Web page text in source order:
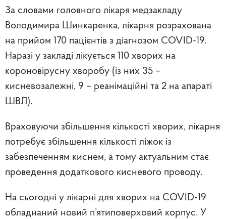
За словами головного лікаря медзакладу
Володимира Шинкаренка, лікарня розрахована
на прийом 170 пацієнтів з діагнозом COVID-19.
Наразі у закладі лікується 110 хворих на
короновірусну хворобу (із них 35 –
кисневозалежні, 9 – реанімаційні та 2 на апараті
ШВЛ).
Враховуючи збільшення кількості хворих, лікарня
потребує збільшення кількості ліжок із
забезпеченням киснем, а тому актуальним стає
проведення додаткового кисневого проводу.
На сьогодні у лікарні для хворих на COVID-19
обладнаний новий п’ятиповерховий корпус. У